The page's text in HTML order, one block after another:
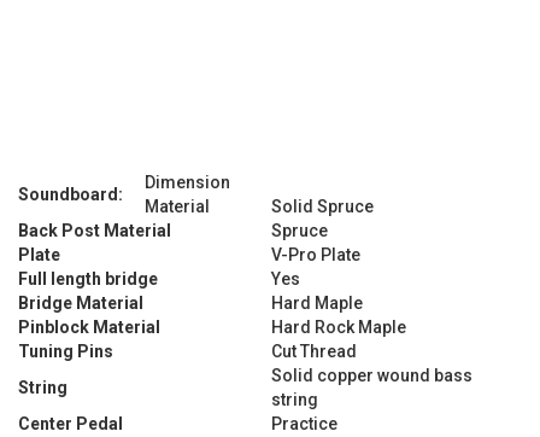
Soundboard:
Dimension
Material
Solid Spruce
Back Post Material
Spruce
Plate
V-Pro Plate
Full length bridge
Yes
Bridge Material
Hard Maple
Pinblock Material
Hard Rock Maple
Tuning Pins
Cut Thread
String
Solid copper wound bass
string
Center Pedal
Practice